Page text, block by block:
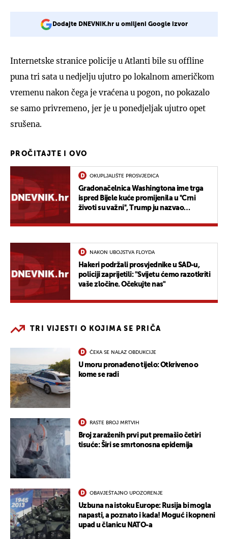
Dodajte DNEVNIK.hr u omiljeni Google izvor
Internetske stranice policije u Atlanti bile su offline
puna tri sata u nedjelju ujutro po lokalnom američkom
vremenu nakon čega je vraćena u pogon, no pokazalo
se samo privremeno, jer je u ponedjeljak ujutro opet
srušena.
PROČITAJTE I OVO
OKUPLJALIŠTE PROSVJEDICA
Gradonačelnica Washingtona ime trga
ispred Bijele kuće promijenila u ''Crni
životi su važni'', Trump ju nazvao
NAKON UBOJSTVA FLOYDA
Hakeri podržali prosvjednike u SAD-u,
policiji zaprijetili: "Svijetu ćemo razotkriti
vaše zločine. Očekujte nas"
TRI VIJESTI O KOJIMA SE PRIČA
ČEKA SE NALAZ OBDUKCIJE
U moru pronađeno tijelo: Otkriveno o
kome se radi
RASTE BROJ MRTVIH
Broj zaraženih prvi put premašio četiri
tisuće: Širi se smrtonosna epidemija
OBAVJEŠTAJNO UPOZORENJE
Uzbuna na istoku Europe: Rusija bi mogla
napasti, a poznato i kada! Moguć i kopneni
upad u članicu NATO-a